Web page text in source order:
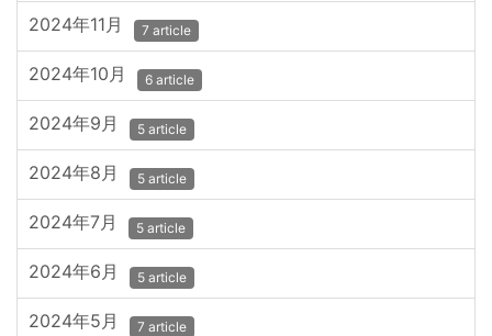
2024年11月 7 article
2024年10月 6 article
2024年9月 5 article
2024年8月 5 article
2024年7月 5 article
2024年6月 5 article
2024年5月 7 article